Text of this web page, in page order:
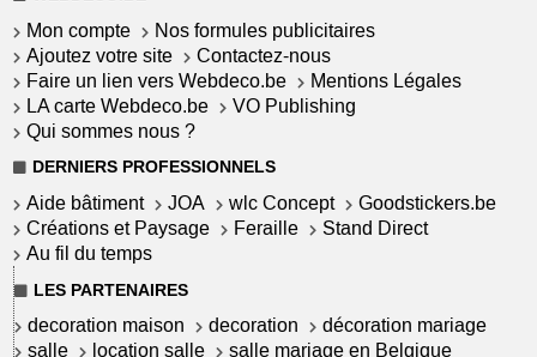
Mon compte
Nos formules publicitaires
Ajoutez votre site
Contactez-nous
Faire un lien vers Webdeco.be
Mentions Légales
LA carte Webdeco.be
VO Publishing
Qui sommes nous ?
DERNIERS PROFESSIONNELS
Aide bâtiment JOA wlc Concept
Goodstickers.be
Créations et Paysage
Feraille
Stand Direct
Au fil du temps
LES PARTENAIRES
decoration maison decoration
décoration mariage
salle
location salle salle mariage en Belgique